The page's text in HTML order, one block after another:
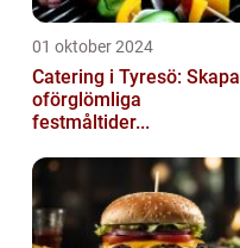
01 oktober 2024
Catering i Tyresö: Skapa
oförglömliga
festmåltider...